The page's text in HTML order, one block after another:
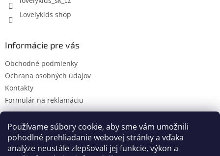
Používame súbory cookie, aby sme vám umožnili
pohodlné prehliadanie webovej stránky a vďaka
analýze neustále zlepšovali jej funkcie, výkon a
Lovelykids shop
Informácie pre vás
Obchodné podmienky
Ochrana osobných údajov
Kontakty
Formulár na reklamáciu
Kontakty Novinky